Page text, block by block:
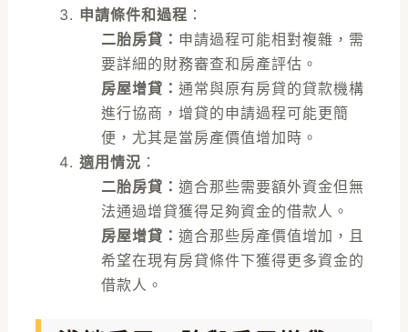
申請條件和過程 ：
二胎房貸： 申請過程可能相對複雜，需
要詳細的財務審查和房產評估。
房屋增貸： 通常與原有房貸的貸款機構
進行協商，增貸的申請過程可能更簡
便，尤其是當房產價值增加時。
適用情況 ：
二胎房貸： 適合那些需要額外資金但無
法通過增貸獲得足夠資金的借款人。
房屋增貸： 適合那些房產價值增加，且
希望在現有房貸條件下獲得更多資金的
借款人。